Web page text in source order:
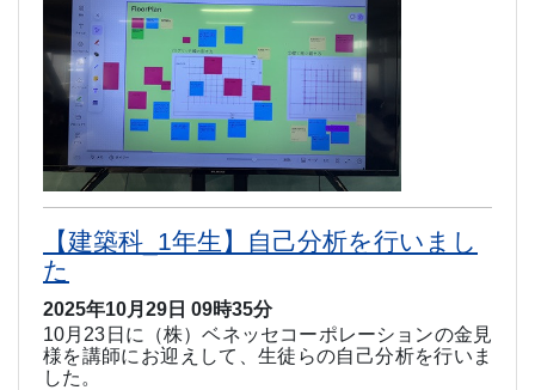
【建築科_1年生】自己分析を行いまし
た
2025年10月29日 09時35分
10月 23 日に（株）ベネッセコーポレーションの金見
様を講師にお迎えして、生徒らの自己分析を行いま
した。